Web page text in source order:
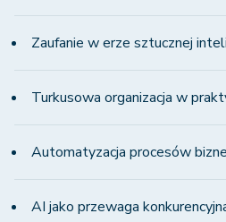
Zaufanie w erze sztucznej
Turkusowa organizacja w
Automatyzacja procesów
AI jako przewaga